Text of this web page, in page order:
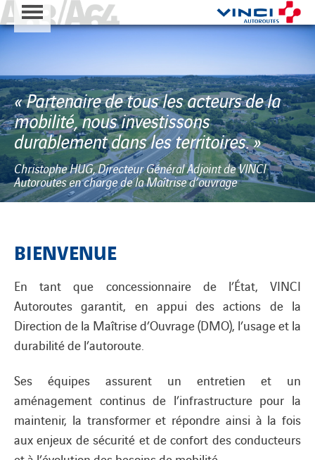
A63 - A64
« Partenaire de tous les acteurs de la
mobilité,nous investissons
durablement dans les territoires. »
Christophe HUG, Directeur Général Adjoint de VINCI
Autoroutes en charge de la Maîtrise d’ouvrage
BIENVENUE
En tant que concessionnaire de l’État, VINCI
Autoroutes garantit, en appui des actions de la
Direction de la Maîtrise d’Ouvrage (DMO), l’usage et la
durabilité de l’autoroute.
Ses équipes assurent un entretien et un
aménagement continus de l’infrastructure pour la
maintenir, la transformer et répondre ainsi à la fois
aux enjeux de sécurité et de confort des conducteurs
Cookies management panel